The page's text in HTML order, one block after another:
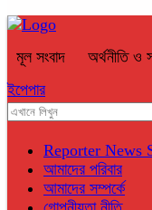
মূল সংবাদ অর্থনীতি ও
ইপেপার
Reporter News
আমাদের পরিবার
আমাদের সম্পর্কে